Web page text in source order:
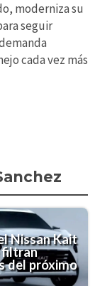
moderniza su
seguir
cada vez más
Nissan Kait
filtran
del próximo